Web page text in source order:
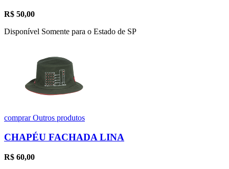
R$ 50,00
Disponível Somente para o Estado de SP
comprarOutros produtos
CHAPÉU FACHADA LINA
R$ 60,00